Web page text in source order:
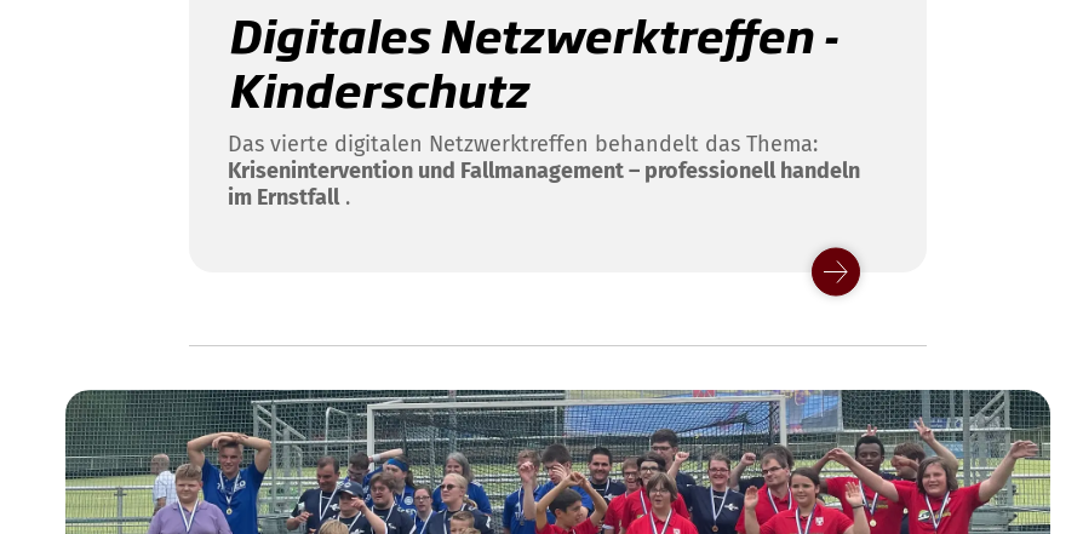
Digitales Netzwerktreffen -
Kinderschutz
Das vierte digitalen Netzwerktreffen behandelt das Thema:
Krisenintervention und Fallmanagement – professionell handeln
im Ernstfall.